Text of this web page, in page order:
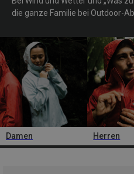
die ganze Familie bei Outdoor-
Damen Herren